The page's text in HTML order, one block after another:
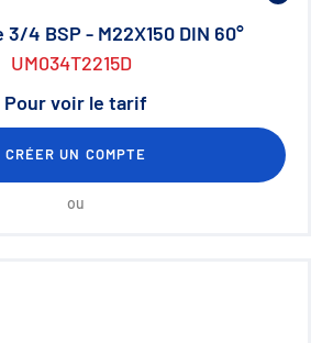
3/4 BSP - M22X150 DIN 60°
UM034T2215D
Pour voir le tarif
CRÉER UN COMPTE
ou